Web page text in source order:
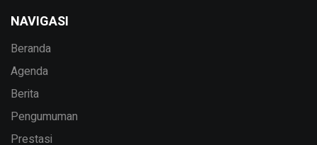
NAVIGASI
Beranda
Agenda
Berita
Pengumuman
Prestasi